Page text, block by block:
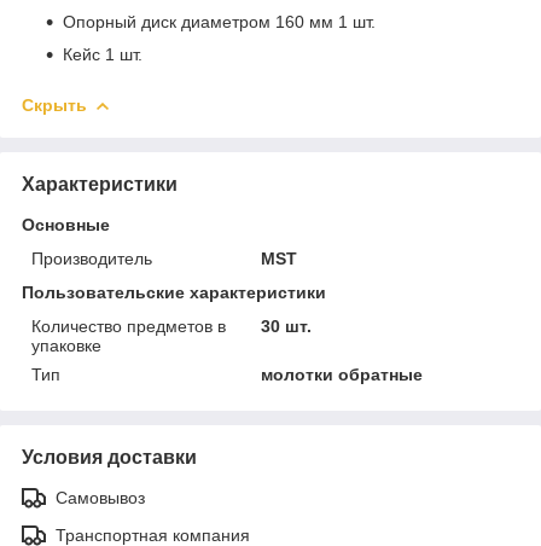
Опорный диск диаметром 160 мм 1 шт.
Кейс 1 шт.
Скрыть
Характеристики
Основные
Производитель
MST
Пользовательские характеристики
Количество предметов в
упаковке
30 шт.
Тип молотки обратные
Условия доставки
Самовывоз
Транспортная компания